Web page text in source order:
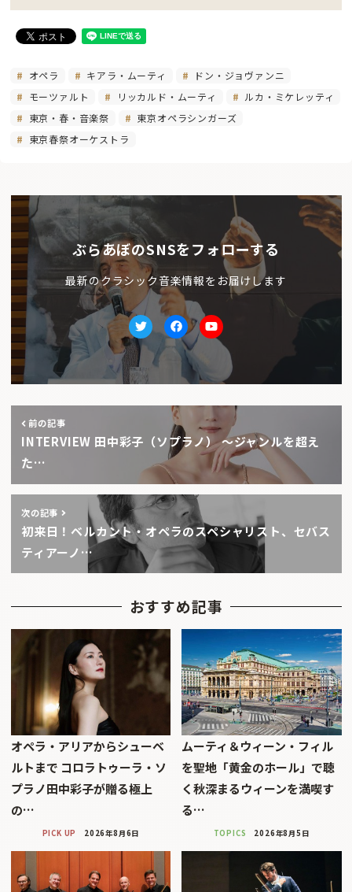
オペラ キアラ・ムーティ
ドン・ジョヴァンニ
モーツァルト
リッカルド・ムーティ
ルカ・ミケレッティ
東京・春・音楽祭
東京オペラシンガーズ
東京春祭オーケストラ
ぶらあぼのSNSをフォローする
最新のクラシック音楽情報をお届けします
TwitterfacebookYoutube
前の記事
INTERVIEW 田中彩子（ソプラノ） 〜ジャンルを超え
た…
次の記事
初来日！ベルカント・オペラのスペシャリスト、セバス
ティアーノ…
おすすめ記事
オペラ・アリアからシューベ
ルトまで コロラトゥーラ・ソ
プラノ田中彩子が贈る極上
の…
PICK UP 2026年8月6日
ムーティ＆ウィーン・フィル
を聖地「黄金のホール」で聴
く秋深まるウィーンを満喫す
る…
TOPICS 2026年8月5日